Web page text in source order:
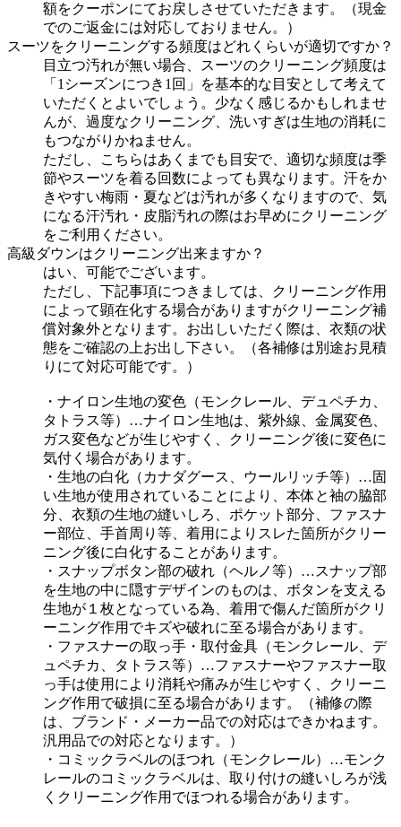
額をクーポンにてお戻しさせていただきます。（現金
でのご返金には対応しておりません。）
スーツをクリーニングする頻度はどれくらいが適切ですか？
目立つ汚れが無い場合、スーツのクリーニング頻度は
「1シーズンにつき1回」を基本的な目安として考えて
いただくとよいでしょう。少なく感じるかもしれませ
んが、過度なクリーニング、洗いすぎは生地の消耗に
もつながりかねません。
ただし、こちらはあくまでも目安で、適切な頻度は季
節やスーツを着る回数によっても異なります。汗をか
きやすい梅雨・夏などは汚れが多くなりますので、気
になる汗汚れ・皮脂汚れの際はお早めにクリーニング
をご利用ください。
高級ダウンはクリーニング出来ますか？
はい、可能でございます。
ただし、下記事項につきましては、クリーニング作用
によって顕在化する場合がありますがクリーニング補
償対象外となります。お出しいただく際は、衣類の状
態をご確認の上お出し下さい。（各補修は別途お見積
りにて対応可能です。）
・ナイロン生地の変色（モンクレール、デュペチカ、
タトラス等）…ナイロン生地は、紫外線、金属変色、
ガス変色などが生じやすく、クリーニング後に変色に
気付く場合があります。
・生地の白化（カナダグース、ウールリッチ等）…固
い生地が使用されていることにより、本体と袖の脇部
分、衣類の生地の縫いしろ、ポケット部分、ファスナ
ー部位、手首周り等、着用によりスレた箇所がクリー
ニング後に白化することがあります。
・スナップボタン部の破れ（ヘルノ等）…スナップ部
を生地の中に隠すデザインのものは、ボタンを支える
生地が１枚となっている為、着用で傷んだ箇所がクリ
ーニング作用でキズや破れに至る場合があります。
・ファスナーの取っ手・取付金具（モンクレール、デ
ュペチカ、タトラス等）…ファスナーやファスナー取
っ手は使用により消耗や痛みが生じやすく、クリーニ
ング作用で破損に至る場合があります。（補修の際
は、ブランド・メーカー品での対応はできかねます。
汎用品での対応となります。）
・コミックラベルのほつれ（モンクレール）…モンク
レールのコミックラベルは、取り付けの縫いしろが浅
くクリーニング作用でほつれる場合があります。